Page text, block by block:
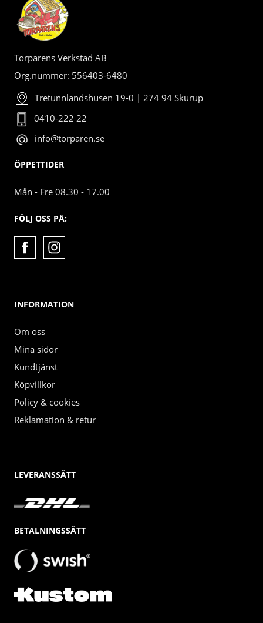
Torparens Verkstad AB
Org.nummer: 556403-6480
Tretunnlandshusen 19-0 | 274 94 Skurup
0410-222 22
info@torparen.se
ÖPPETTIDER
Mån - Fre 08.30 - 17.00
FÖLJ OSS PÅ:
INFORMATION
Om oss
Mina sidor
Kundtjänst
Köpvillkor
Policy & cookies
Reklamation & retur
LEVERANSSÄTT
BETALNINGSSÄTT